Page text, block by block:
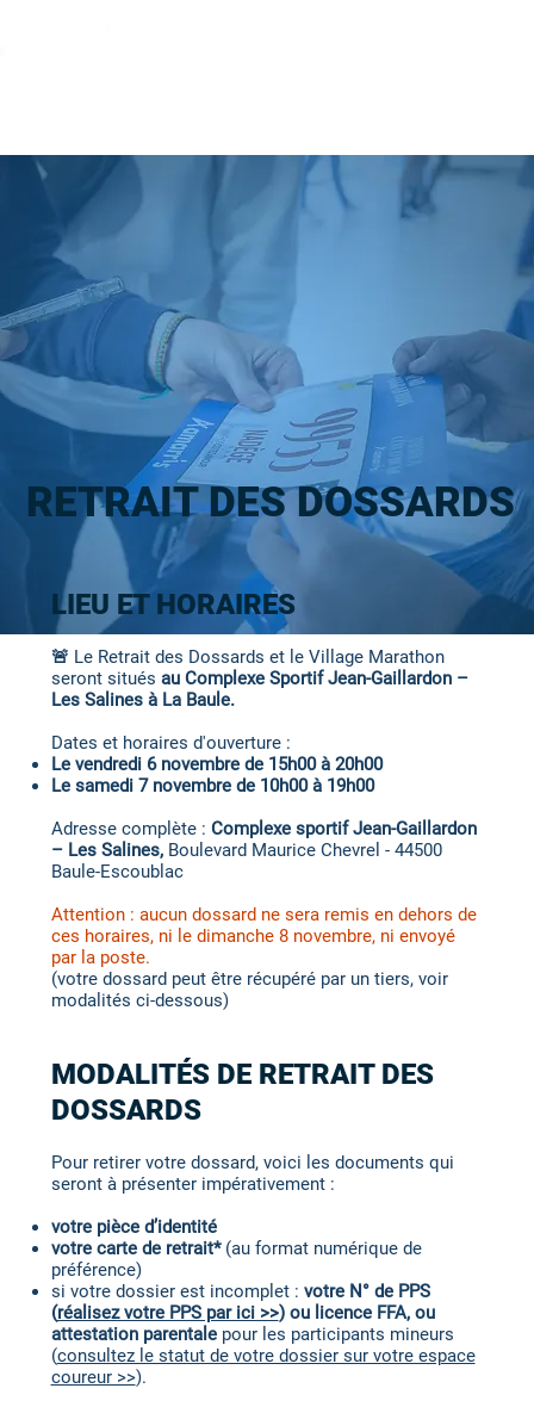
RETRAIT DES DOSSARDS
LIEU ET HORAIRES
🚨 Le Retrait des Dossards et le Village Marathon
seront situés au Complexe Sportif Jean-Gaillardon –
Les Salines à La Baule.
Dates et horaires d'ouverture :
Le vendredi 6 novembre de 15h00 à 20h00
Le samedi 7 novembre de 10h00 à 19h00
Adresse complète : Complexe sportif Jean-Gaillardon
– Les Salines, Boulevard Maurice Chevrel - 44500
Baule-Escoublac
Attention : aucun dossard ne sera remis en dehors de
ces horaires, ni le dimanche 8 novembre, ni envoyé
par la poste.
(votre dossard peut être récupéré par un tiers, voir
modalités ci-dessous)
MODALITÉS DE RETRAIT DES
DOSSARDS
Pour retirer votre dossard, voici les documents qui
seront à présenter impérativement :
votre pièce d’identité
votre carte de retrait* (au format numérique de
préférence)
si votre dossier est incomplet : votre N° de PPS
(réalisez votre PPS par ici >>) ou licence FFA, ou
attestation parentale pour les participants mineurs
(consultez le statut de votre dossier sur votre espace
coureur >>).